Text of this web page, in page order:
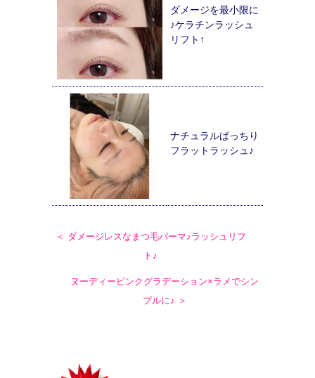
ダメージを最小限に
♪ケラチンラッシュ
リフト↑
ナチュラルぱっちり
フラットラッシュ♪
＜ ダメージレスなまつ毛パーマ♪ラッシュリフ
ト♪
ヌーディーピンクグラデーション×ラメでシン
プルに♪ ＞